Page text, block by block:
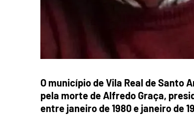
O município de Vila Real de Santo
pela morte de Alfredo Graça,
entre janeiro de 1980 e janeiro de